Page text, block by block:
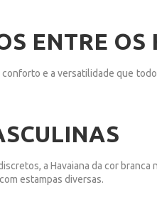
ENTRE OS
e a versatilidade que
a Havaiana da cor branca
estampas diversas.